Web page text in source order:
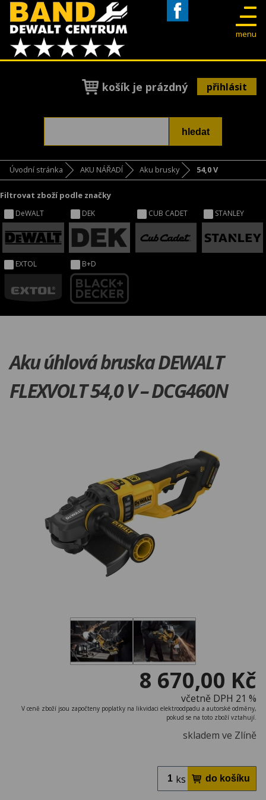
menu
košík je prázdný přihlásit
Úvodní stránka AKU NÁŘADÍ Aku brusky 54,0 V
Filtrovat zboží podle značky
DeWALT DEK CUB CADET STANLEY
EXTOL B+D
Aku úhlová bruska DEWALT
FLEXVOLT 54,0 V – DCG460N
8 670,00 Kč
včetně DPH 21 %
V ceně zboží jsou započteny poplatky na likvidaci elektroodpadu a autorské odměny,
pokud se na toto zboží vztahují.
skladem ve Zlíně
ks